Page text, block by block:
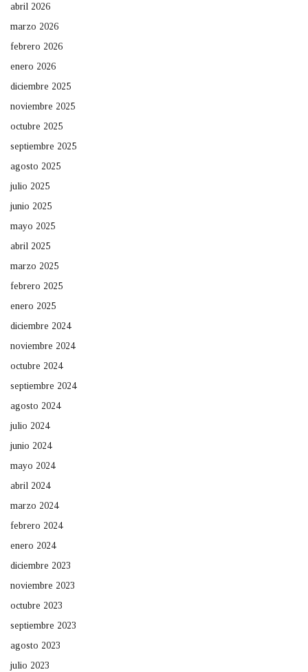
abril 2026
marzo 2026
febrero 2026
enero 2026
diciembre 2025
noviembre 2025
octubre 2025
septiembre 2025
agosto 2025
julio 2025
junio 2025
mayo 2025
abril 2025
marzo 2025
febrero 2025
enero 2025
diciembre 2024
noviembre 2024
octubre 2024
septiembre 2024
agosto 2024
julio 2024
junio 2024
mayo 2024
abril 2024
marzo 2024
febrero 2024
enero 2024
diciembre 2023
noviembre 2023
octubre 2023
septiembre 2023
agosto 2023
julio 2023